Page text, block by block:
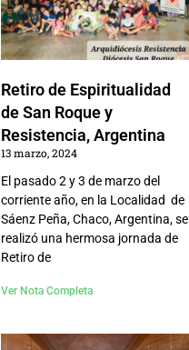
Retiro de Espiritualidad
de San Roque y
Resistencia, Argentina
13 marzo, 2024
El pasado 2 y 3 de marzo del
corriente año, en la Localidad de
Sáenz Peña, Chaco, Argentina, se
realizó una hermosa jornada de
Retiro de
Ver Nota Completa